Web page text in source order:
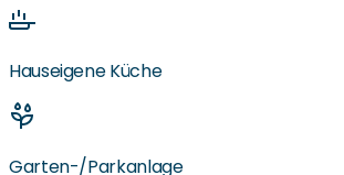
Hauseigene Küche
Garten-/Parkanlage